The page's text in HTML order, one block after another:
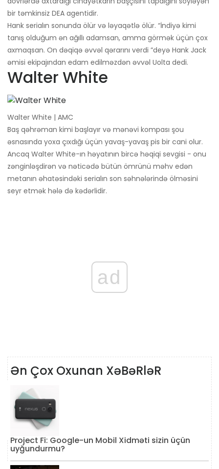
bir təmkinsiz DEA agentidir.
Hank serialın sonunda ölür və ləyaqətlə ölür. “İndiyə kimi
tanış olduğum ən ağıllı adamsan, amma görmək üçün çox
axmaqsan. On dəqiqə əvvəl qərarını verdi ”deyə Hank Jack
əmisi ekipajından edam edilməzdən əvvəl Uolta dedi.
Walter White
Walter White | AMC
Baş qəhrəman kimi başlayır və mənəvi kompası şou
əsnasında yoxa çıxdığı üçün yavaş-yavaş pis bir cani olur.
Ancaq Walter White-ın həyatının bircə həqiqi sevgisi - onu
zənginləşdirən və nəticədə bütün ömrünü məhv edən
metanın əhatəsindəki serialın son səhnələrində ölməsini
seyr etmək hələ də kədərlidir.
ad
Ən Çox Oxunan XəBəRləR
Project Fi: Google-un Mobil Xidməti sizin üçün
uyğundurmu?